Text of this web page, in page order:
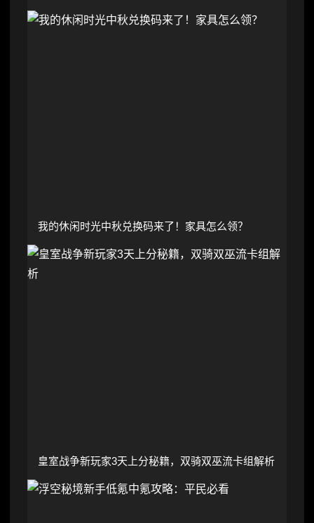
我的休闲时光中秋兑换码来了！家具怎么领？
皇室战争新玩家3天上分秘籍，双骑双巫流卡组解析